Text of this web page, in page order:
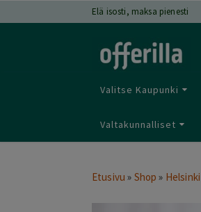
Elä isosti, maksa pienesti
Valitse Kaupunki
Valtakunnalliset
Etusivu » Shop » Helsinki